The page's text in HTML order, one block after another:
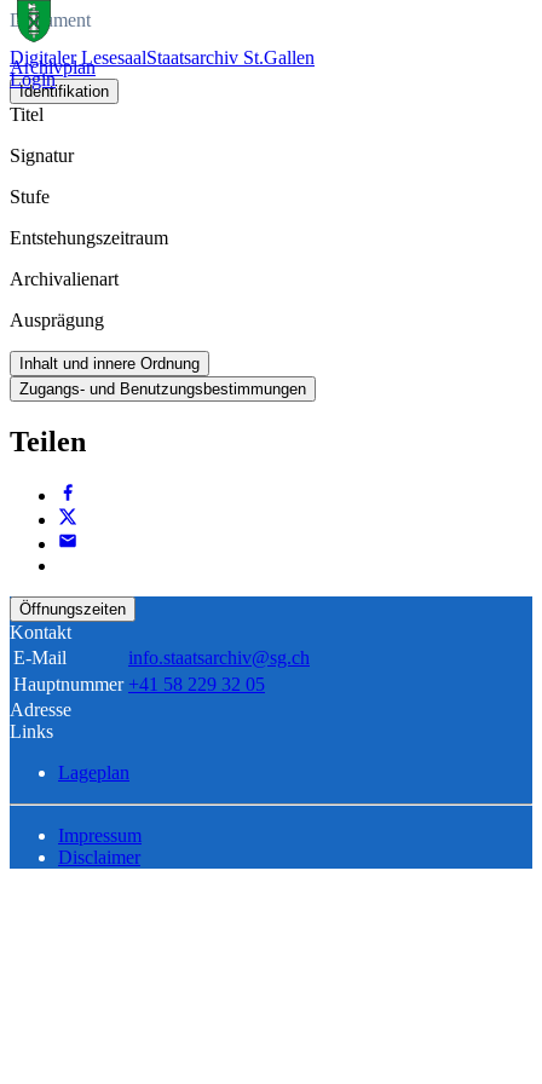
Digitaler LesesaalStaatsarchiv St.Gallen
Login
Dokument
Archivplan
Identifikation
Titel
Signatur
Stufe
Entstehungszeitraum
Archivalienart
Ausprägung
Inhalt und innere Ordnung
Zugangs- und Benutzungsbestimmungen
Teilen
Öffnungszeiten
Kontakt
E-Mail
info.staatsarchiv@sg.ch
Hauptnummer +41 58 229 32 05
Adresse
Links
Lageplan
Impressum
Disclaimer